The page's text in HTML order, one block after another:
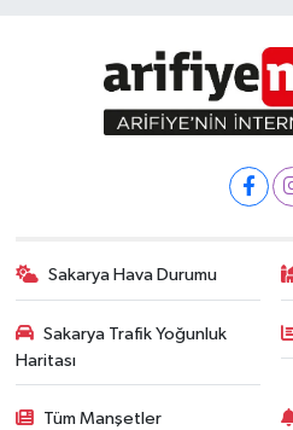
Sakarya Hava Durumu
Sakarya Trafik Yoğunluk
Haritası
Tüm Manşetler